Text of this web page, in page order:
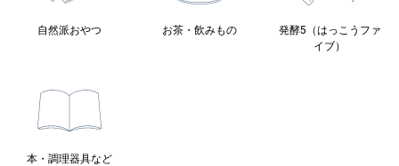
自然派おやつ お茶・飲みもの
発酵5（はっこうファ
イブ）
本・調理器具など